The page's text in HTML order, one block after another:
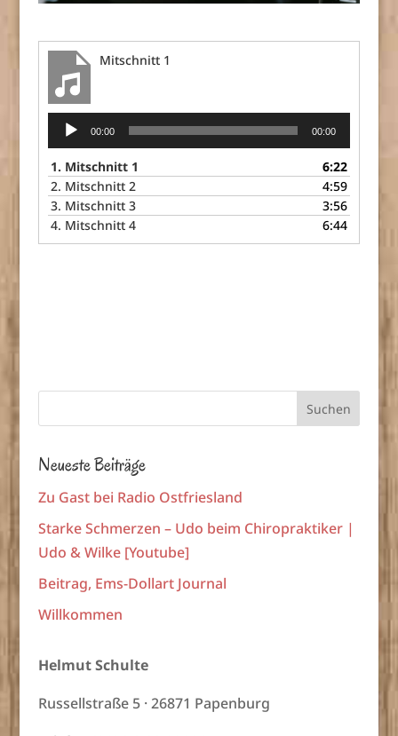
Mitschnitt 1
Audio-
Player
00:00 00:00
1. Mitschnitt 1
6:22
2. Mitschnitt 2
4:59
3. Mitschnitt 3
3:56
4. Mitschnitt 4 6:44
Neueste Beiträge
Zu Gast bei Radio Ostfriesland
Starke Schmerzen – Udo beim Chiropraktiker |
Udo & Wilke [Youtube]
Beitrag, Ems-Dollart Journal
Willkommen
Helmut Schulte
Russellstraße 5 · 26871 Papenburg